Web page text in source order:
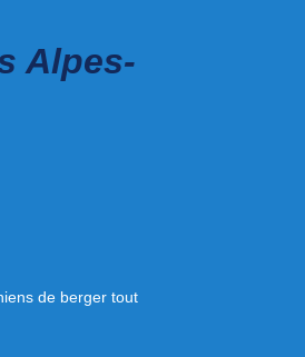
Alpes-
de berger tout